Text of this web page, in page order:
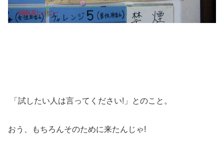
「試したい人は言ってください!」とのこと。
おう、もちろんそのために来たんじゃ!